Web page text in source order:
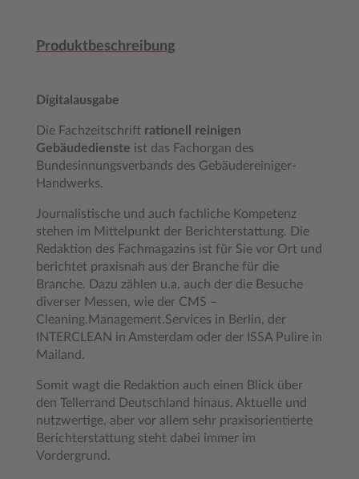
Produktbeschreibung
Digitalausgabe
Die Fachzeitschrift rationell reinigen
Gebäudedienste ist das Fachorgan des
Bundesinnungsverbands des Gebäudereiniger-
Handwerks.
Journalistische und auch fachliche Kompetenz
stehen im Mittelpunkt der Berichterstattung. Die
Redaktion des Fachmagazins ist für Sie vor Ort und
berichtet praxisnah aus der Branche für die
Branche. Dazu zählen u.a. auch der die Besuche
diverser Messen, wie der CMS –
Cleaning.Management.Services in Berlin, der
INTERCLEAN in Amsterdam oder der ISSA Pulire in
Mailand.
Somit wagt die Redaktion auch einen Blick über
den Tellerrand Deutschland hinaus. Aktuelle und
nutzwertige, aber vor allem sehr praxisorientierte
Berichterstattung steht dabei immer im
Vordergrund.